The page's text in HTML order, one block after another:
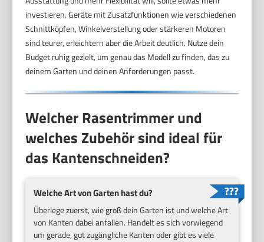
investieren. Geräte mit Zusatzfunktionen wie verschiedenen
Schnittköpfen, Winkelverstellung oder stärkeren Motoren
sind teurer, erleichtern aber die Arbeit deutlich. Nutze dein
Budget ruhig gezielt, um genau das Modell zu finden, das zu
deinem Garten und deinen Anforderungen passt.
Welcher Rasentrimmer und
welches Zubehör sind ideal für
das Kantenschneiden?
Welche Art von Garten hast du?
Überlege zuerst, wie groß dein Garten ist und welche Art
von Kanten dabei anfallen. Handelt es sich vorwiegend
um gerade, gut zugängliche Kanten oder gibt es viele